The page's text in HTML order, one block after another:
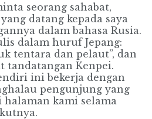
seorang sahabat,
datang kepada saya
dalam bahasa Rusia.
dalam huruf Jepang:
tentara dan pelaut”, dan
tandatangan Kenpei.
ini bekerja dengan
pengunjung yang
kami selama